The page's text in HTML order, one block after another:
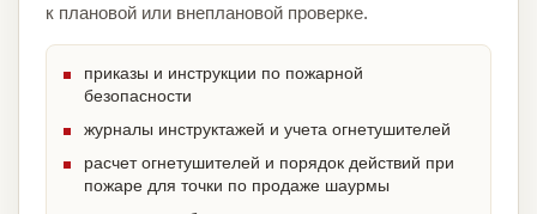
к плановой или внеплановой проверке.
приказы и инструкции по пожарной
безопасности
журналы инструктажей и учета огнетушителей
расчет огнетушителей и порядок действий при
пожаре для точки по продаже шаурмы